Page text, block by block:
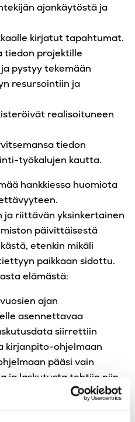
ajankäytöstä ja
kirjatut tapahtumat.
tiedon projektille
pystyy tekemään
resursointiin ja
realisoituneen
tiedon
työkalujen kautta.
hankkiessa huomiota
ja riittävän yksinkertainen
päivittäisestä
etenkin mikäli
paikkaan sidottu.
elämästä:
ajan
asennettavaa
siirrettiin
kirjanpito-ohjelmaan
pääsi vain
ja laskutusta tehtiin niin
ohjelmaan
joten hän oli